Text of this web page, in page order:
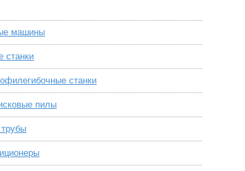
машины
станки
станки
пилы